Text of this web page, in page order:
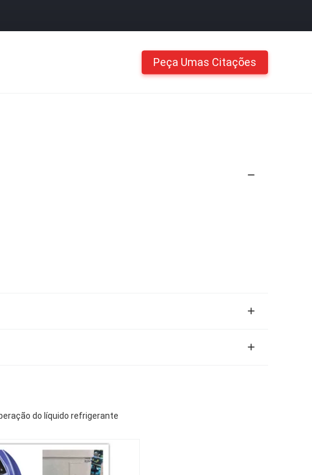
Peça Umas Citações
do líquido refrigerante